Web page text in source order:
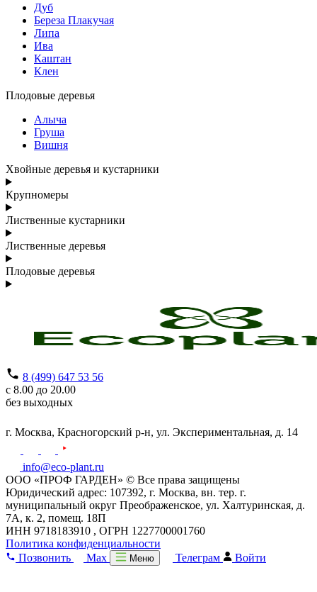
Дуб
Береза Плакучая
Липа
Ива
Каштан
Клен
Плодовые деревья
Алыча
Груша
Вишня
Хвойные деревья и кустарники
Крупномеры
Лиственные кустарники
Лиственные деревья
Плодовые деревья
8 (499) 647 53 56
с 8.00 до 20.00
без выходных
г. Москва, Красногорский р-н, ул. Экспериментальная, д. 14
info@eco-plant.ru
ООО «ПРОФ ГАРДЕН» © Все права защищены
Юридический адрес: 107392, г. Москва, вн. тер. г.
муниципальный округ Преображенское, ул. Халтуринская, д.
7А, к. 2, помещ. 18П
ИНН 9718183910 , ОГРН 1227700001760
Политика конфиденциальности
Позвонить
Max Меню Телеграм Войти